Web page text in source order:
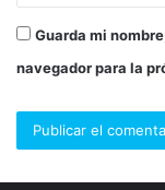
Guarda mi
navegador para la